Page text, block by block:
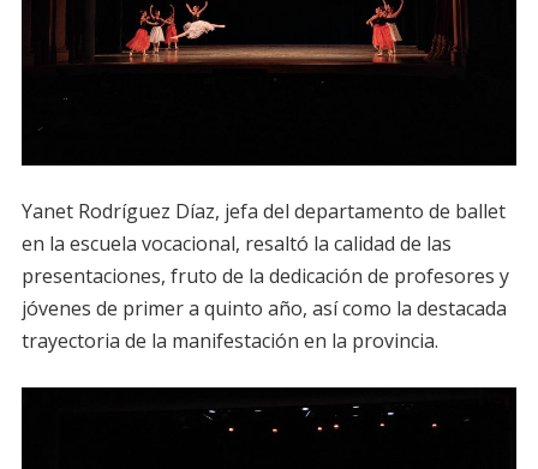
Yanet Rodríguez Díaz, jefa del departamento de ballet
en la escuela vocacional, resaltó la calidad de las
presentaciones, fruto de la dedicación de profesores y
jóvenes de primer a quinto año, así como la destacada
trayectoria de la manifestación en la provincia.